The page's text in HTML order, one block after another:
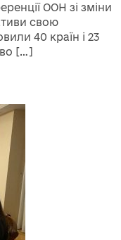
ООН зі зміни
свою
40 країн і 23
[…]